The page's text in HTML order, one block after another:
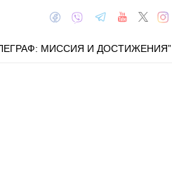
МИССИЯ И ДОСТИЖЕНИЯ”